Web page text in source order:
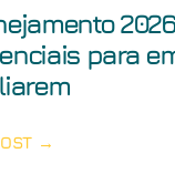
para
→